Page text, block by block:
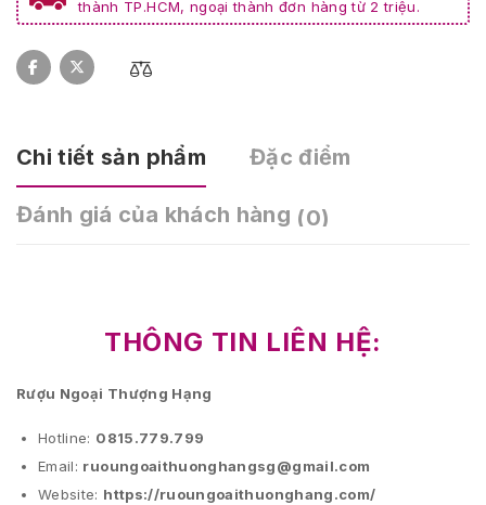
thành TP.HCM, ngoại thành đơn hàng từ 2 triệu.
Chi tiết sản phẩm Đặc điểm
Đánh giá của khách hàng (0)
THÔNG TIN LIÊN HỆ:
Rượu Ngoại Thượng Hạng
Hotline: 0815.779.799
Email: ruoungoaithuonghangsg@gmail.com
Website: https://ruoungoaithuonghang.com/